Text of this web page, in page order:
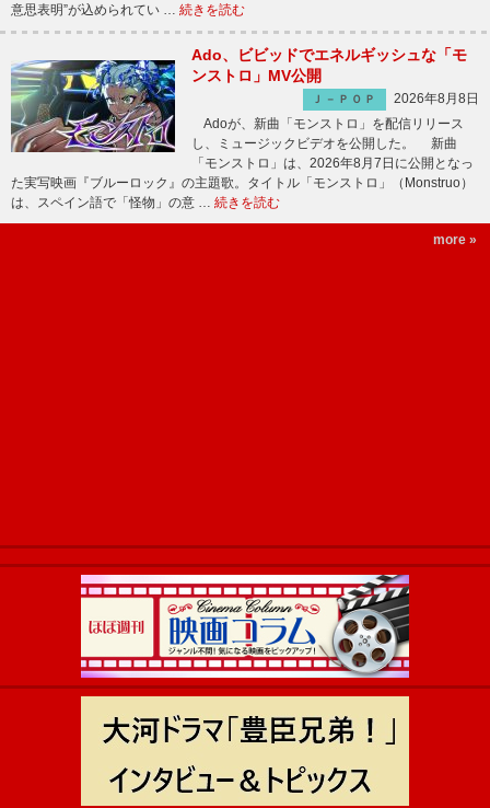
意思表明”が込められてい … 続きを読む
Ado、ビビッドでエネルギッシュな「モ
ンストロ」MV公開
Ｊ－ＰＯＰ
2026年8月8日
Adoが、新曲「モンストロ」を配信リリース
し、ミュージックビデオを公開した。 新曲
「モンストロ」は、2026年8月7日に公開となっ
た実写映画『ブルーロック』の主題歌。タイトル「モンストロ」（Monstruo）
は、スペイン語で「怪物」の意 … 続きを読む
more »